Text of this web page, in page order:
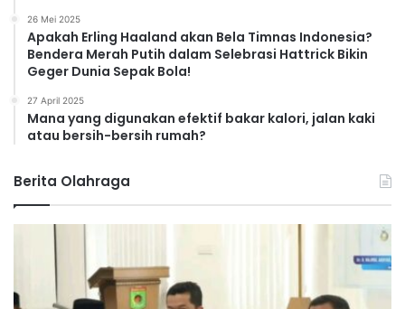
26 Mei 2025
Apakah Erling Haaland akan Bela Timnas Indonesia?
Bendera Merah Putih dalam Selebrasi Hattrick Bikin
Geger Dunia Sepak Bola!
27 April 2025
Mana yang digunakan efektif bakar kalori, jalan kaki
atau bersih-bersih rumah?
Berita Olahraga